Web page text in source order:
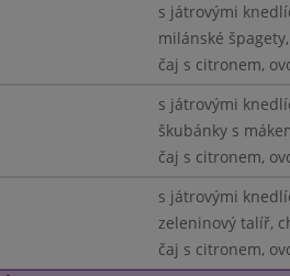
s játrovými
milánské
čaj s citronem,
s játrovými
škubánky s
čaj s citronem,
s játrovými
zeleninový talíř,
čaj s citronem,